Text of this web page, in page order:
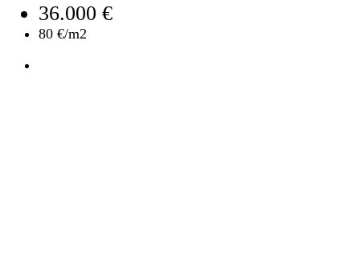
36.000 €
80 €/m2